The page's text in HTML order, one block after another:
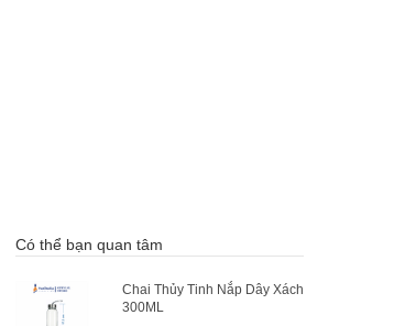
Có thể bạn quan tâm
Chai Thủy Tinh Nắp Dây Xách
300ML